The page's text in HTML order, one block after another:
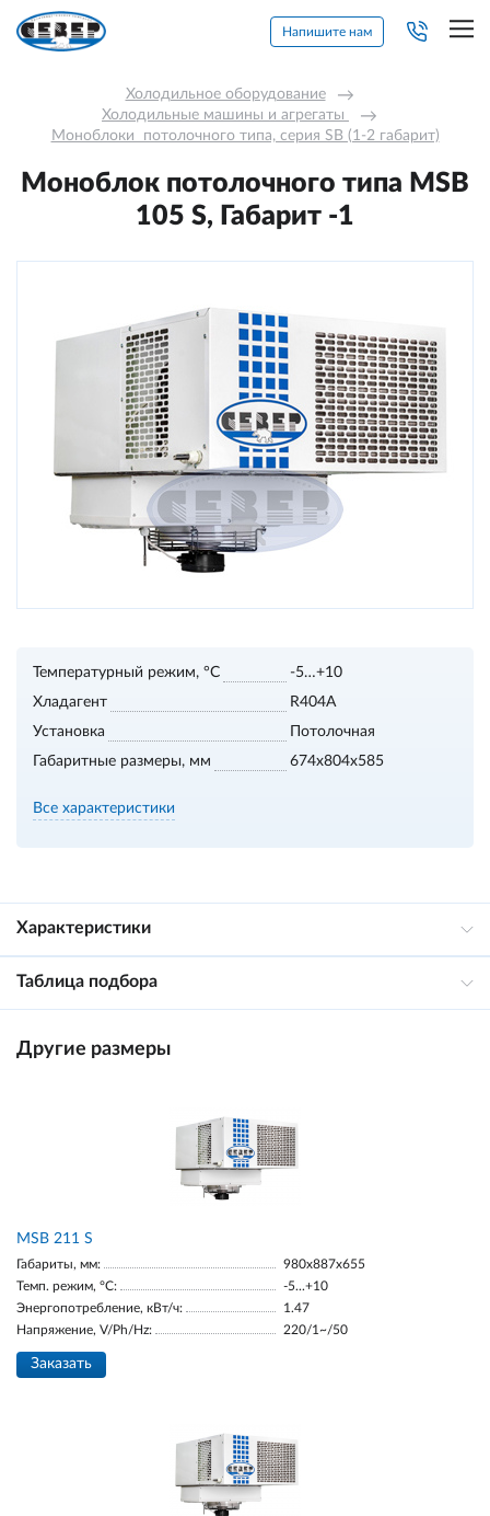
Напишите нам
Холодильное оборудование →
Холодильные машины и агрегаты →
Моноблоки  потолочного типа, серия SB (1-2 габарит)
Моноблок потолочного типа MSB
105 S, Габарит -1
Температурный режим, °С
-5…+10
Хладагент
R404A
Установка
Потолочная
Габаритные размеры, мм
674х804х585
Все характеристики
Характеристики
Таблица подбора
Другие размеры
MSB 211 S
Габариты, мм:
980х887х655
Темп. режим, °С:
-5...+10
Энергопотребление, кВт/ч:
1.47
Напряжение, V/Ph/Hz:
220/1~/50
Заказать